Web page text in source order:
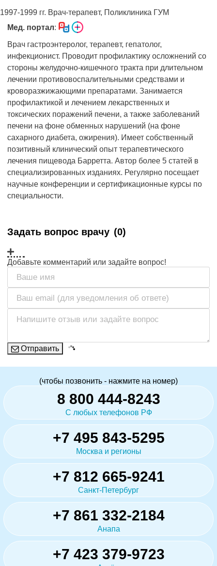
1997-1999 гг. Врач-терапевт, Поликлиника ГУМ
Мед. портал:
Врач гастроэнтеролог, терапевт, гепатолог,
инфекционист. Проводит профилактику осложнений со
стороны желудочно-кишечного тракта при длительном
лечении противовоспалительными средствами и
кроворазжижающими препаратами. Занимается
профилактикой и лечением лекарственных и
токсических поражений печени, а также заболеваний
печени на фоне обменных нарушений (на фоне
сахарного диабета, ожирения). Имеет собственный
позитивный клинический опыт терапевтического
лечения пищевода Барретта. Автор более 5 статей в
специализированных изданиях. Регулярно посещает
научные конференции и сертификационные курсы по
специальности.
Задать вопрос врачу (0)
Добавьте комментарий или задайте вопрос!
Отправить
(чтобы позвонить - нажмите на номер)
8 800 444-8243
С любых телефонов РФ
+7 495 843-5295
Москва и регионы
+7 812 665-9241
Санкт-Петербург
+7 861 332-2184
Анапа
+7 423 379-9723